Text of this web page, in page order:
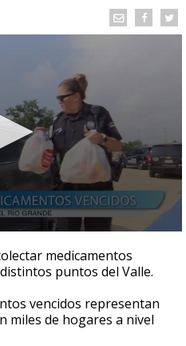
medicamentos
puntos del Valle.
vencidos representan
miles de hogares a nivel